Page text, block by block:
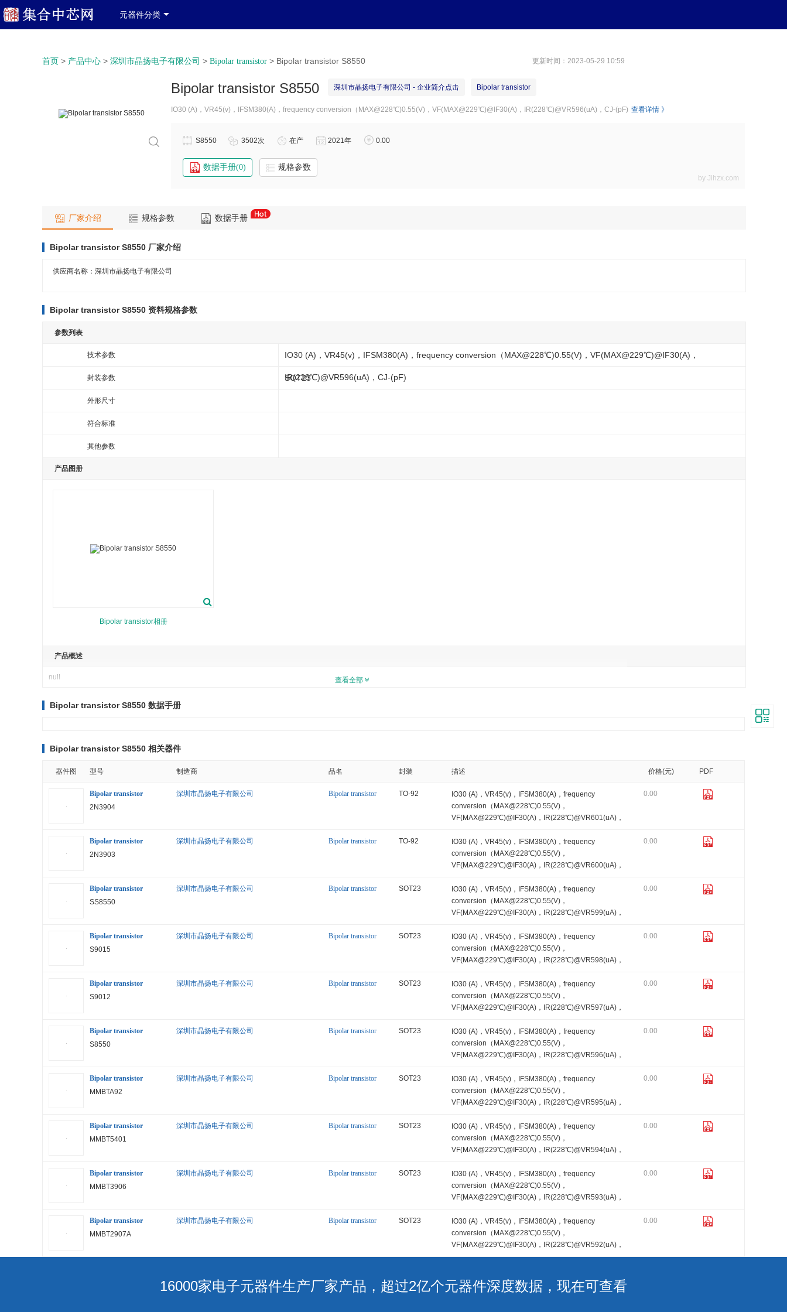
元器件分类
更新时间：2023-05-29 10:59
首页 > 产品中心 > 深圳市晶扬电子有限公司 > Bipolar transistor > Bipolar transistor S8550
Bipolar transistor S8550 深圳市晶扬电子有限公司 - 企业简介点击 Bipolar transistor
IO30 (A)，VR45(v)，IFSM380(A)，frequency conversion（MAX@228℃)0.55(V)，VF(MAX@229℃)@IF30(A)，IR(228℃)@VR596(uA)，CJ-(pF) 查看详情 》
S8550 3502次 在产 2021年 0.00
数据手册(0) 规格参数
by Jihzx.com
厂家介绍 规格参数 数据手册
Bipolar transistor S8550 厂家介绍
供应商名称： 深圳市晶扬电子有限公司
Bipolar transistor S8550 资料规格参数
参数列表
技术参数 IO30 (A)，VR45(v)，IFSM380(A)，frequency conversion（MAX@228℃)0.55(V)，VF(MAX@229℃)@IF30(A)，
IR(228℃)@VR596(uA)，CJ-(pF)
封装参数 SOT23
外形尺寸
符合标准
其他参数
产品图册
Bipolar transistor相册
产品概述
null 查看全部
Bipolar transistor S8550 数据手册
Bipolar transistor S8550 相关器件
器件图 型号 制造商 品名 封装 描述 价格(元) PDF
Bipolar transistor
2N3904
深圳市晶扬电子有限公司 Bipolar transistor TO-92
IO30 (A)，VR45(v)，IFSM380(A)，frequency
conversion（MAX@228℃)0.55(V)，
VF(MAX@229℃)@IF30(A)，IR(228℃)@VR601(uA)，
0.00
Bipolar transistor
2N3903
深圳市晶扬电子有限公司 Bipolar transistor TO-92
IO30 (A)，VR45(v)，IFSM380(A)，frequency
conversion（MAX@228℃)0.55(V)，
VF(MAX@229℃)@IF30(A)，IR(228℃)@VR600(uA)，
0.00
Bipolar transistor
SS8550
深圳市晶扬电子有限公司 Bipolar transistor SOT23
IO30 (A)，VR45(v)，IFSM380(A)，frequency
conversion（MAX@228℃)0.55(V)，
VF(MAX@229℃)@IF30(A)，IR(228℃)@VR599(uA)，
0.00
Bipolar transistor
S9015
深圳市晶扬电子有限公司 Bipolar transistor SOT23
IO30 (A)，VR45(v)，IFSM380(A)，frequency
conversion（MAX@228℃)0.55(V)，
VF(MAX@229℃)@IF30(A)，IR(228℃)@VR598(uA)，
0.00
Bipolar transistor
S9012
深圳市晶扬电子有限公司 Bipolar transistor SOT23
IO30 (A)，VR45(v)，IFSM380(A)，frequency
conversion（MAX@228℃)0.55(V)，
VF(MAX@229℃)@IF30(A)，IR(228℃)@VR597(uA)，
0.00
Bipolar transistor
S8550
深圳市晶扬电子有限公司 Bipolar transistor SOT23
IO30 (A)，VR45(v)，IFSM380(A)，frequency
conversion（MAX@228℃)0.55(V)，
VF(MAX@229℃)@IF30(A)，IR(228℃)@VR596(uA)，
0.00
Bipolar transistor
MMBTA92
深圳市晶扬电子有限公司 Bipolar transistor SOT23
IO30 (A)，VR45(v)，IFSM380(A)，frequency
conversion（MAX@228℃)0.55(V)，
VF(MAX@229℃)@IF30(A)，IR(228℃)@VR595(uA)，
0.00
Bipolar transistor
MMBT5401
深圳市晶扬电子有限公司 Bipolar transistor SOT23
IO30 (A)，VR45(v)，IFSM380(A)，frequency
conversion（MAX@228℃)0.55(V)，
VF(MAX@229℃)@IF30(A)，IR(228℃)@VR594(uA)，
0.00
Bipolar transistor
MMBT3906
深圳市晶扬电子有限公司 Bipolar transistor SOT23
IO30 (A)，VR45(v)，IFSM380(A)，frequency
conversion（MAX@228℃)0.55(V)，
VF(MAX@229℃)@IF30(A)，IR(228℃)@VR593(uA)，
0.00
Bipolar transistor
MMBT2907A
深圳市晶扬电子有限公司 Bipolar transistor SOT23
IO30 (A)，VR45(v)，IFSM380(A)，frequency
conversion（MAX@228℃)0.55(V)，
VF(MAX@229℃)@IF30(A)，IR(228℃)@VR592(uA)，
CJ-(pF)
0.00
16000家电子元器件生产厂家产品，超过2亿个元器件深度数据，现在可查看